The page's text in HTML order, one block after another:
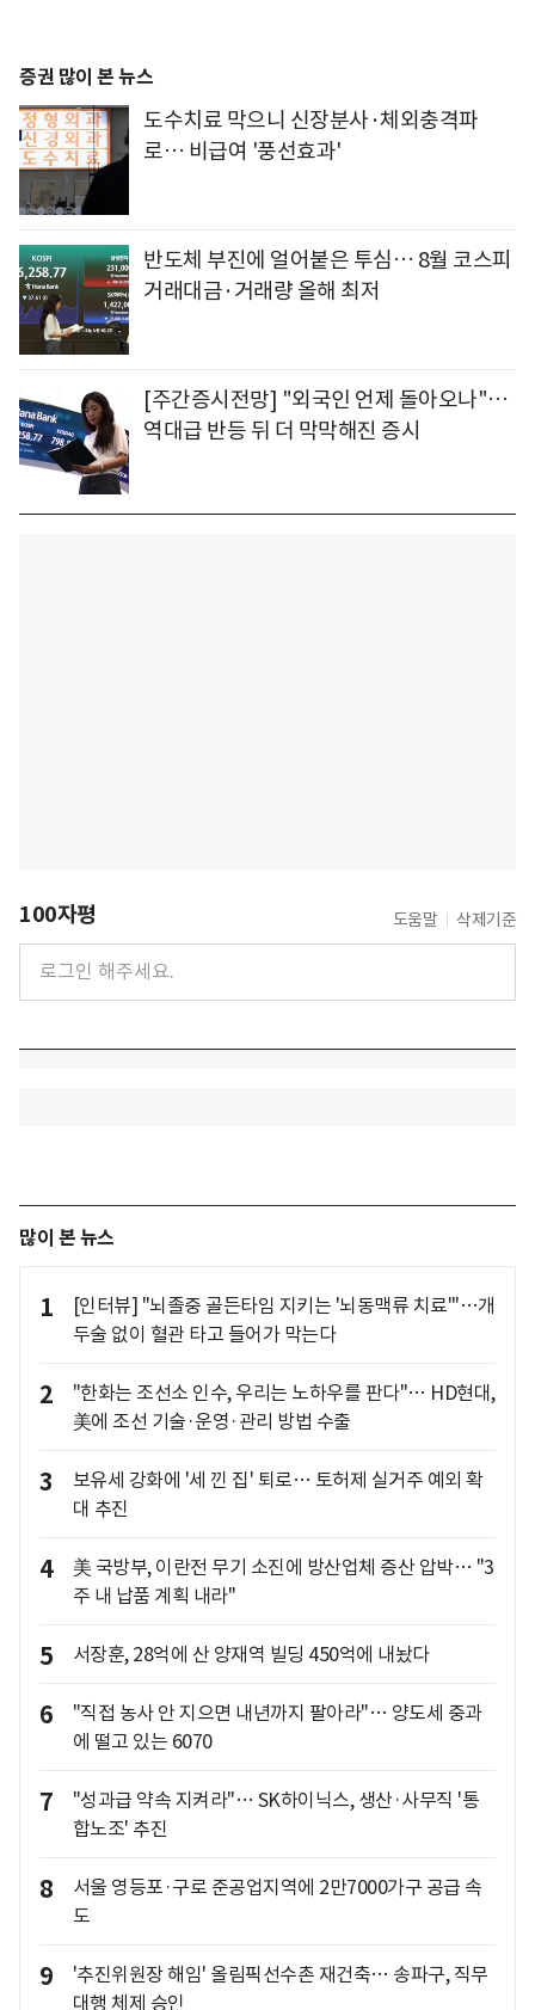
증권 많이 본 뉴스
도수치료 막으니 신장분사·체외충격파
로… 비급여 '풍선효과'
반도체 부진에 얼어붙은 투심… 8월 코스피
거래대금·거래량 올해 최저
[주간증시전망] "외국인 언제 돌아오나"…
역대급 반등 뒤 더 막막해진 증시
100자평 도움말 삭제기준
많이 본 뉴스
1
[인터뷰] "뇌졸중 골든타임 지키는 '뇌동맥류 치료'"…개
두술 없이 혈관 타고 들어가 막는다
2
"한화는 조선소 인수, 우리는 노하우를 판다"… HD현대,
美에 조선 기술·운영·관리 방법 수출
3
보유세 강화에 '세 낀 집' 퇴로… 토허제 실거주 예외 확
대 추진
4
美 국방부, 이란전 무기 소진에 방산업체 증산 압박… "3
주 내 납품 계획 내라"
5 서장훈, 28억에 산 양재역 빌딩 450억에 내놨다
6
"직접 농사 안 지으면 내년까지 팔아라"… 양도세 중과
에 떨고 있는 6070
7
"성과급 약속 지켜라"… SK하이닉스, 생산·사무직 '통
합노조' 추진
8
서울 영등포·구로 준공업지역에 2만7000가구 공급 속
도
9
'추진위원장 해임' 올림픽선수촌 재건축… 송파구, 직무
대행 체제 승인